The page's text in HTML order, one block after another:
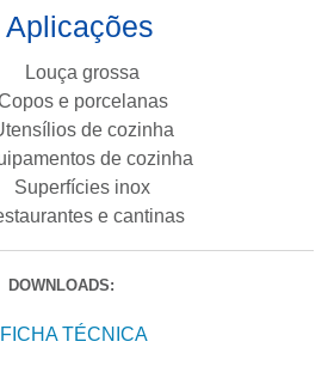
Aplicações
Louça grossa
e porcelanas
de cozinha
de cozinha
Superfícies inox
e cantinas
DOWNLOADS:
FICHA TÉCNICA